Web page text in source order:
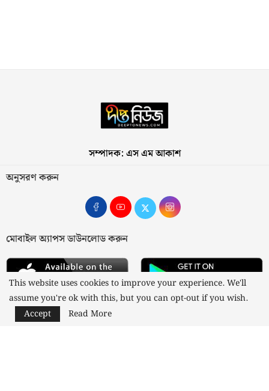
সম্পাদক: এস এম আকাশ
অনুসরণ করুন
মোবাইল অ্যাপস ডাউনলোড করুন
This website uses cookies to improve your experience. We'll
assume you're ok with this, but you can opt-out if you wish.
Accept
Read More